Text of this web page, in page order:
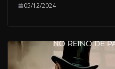
05/12/2024